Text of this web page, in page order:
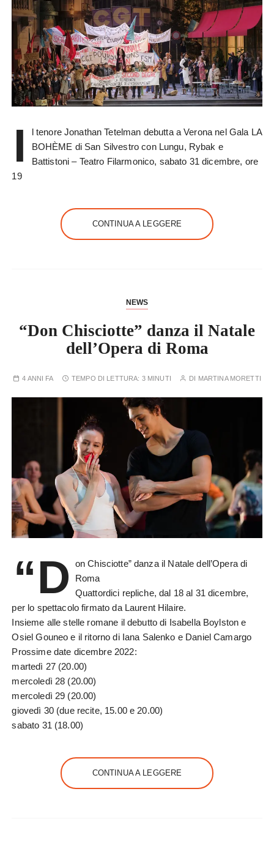
I
l tenore Jonathan Tetelman debutta a Verona nel Gala LA
BOHÈME di San Silvestro con Lungu, Rybak e
Battistoni – Teatro Filarmonico, sabato 31 dicembre, ore
19
CONTINUA A LEGGERE
NEWS
“Don Chisciotte” danza il Natale
dell’Opera di Roma
4 ANNI FA TEMPO DI LETTURA: 3 MINUTI DI MARTINA MORETTI
“D
on Chisciotte” danza il Natale dell’Opera di
Roma
Quattordici repliche, dal 18 al 31 dicembre,
per lo spettacolo firmato da Laurent Hilaire.
Insieme alle stelle romane il debutto di Isabella Boylston e
Osiel Gouneo e il ritorno di Iana Salenko e Daniel Camargo
Prossime date dicembre 2022:
martedì 27 (20.00)
mercoledì 28 (20.00)
mercoledì 29 (20.00)
giovedì 30 (due recite, 15.00 e 20.00)
sabato 31 (18.00)
CONTINUA A LEGGERE